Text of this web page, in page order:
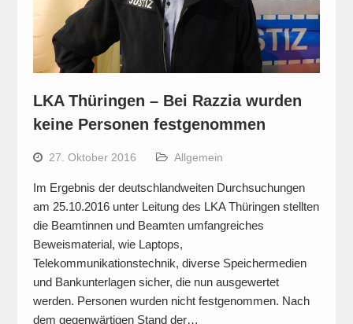
LKA Thüringen – Bei Razzia wurden
keine Personen festgenommen
27. Oktober 2016 Allgemein
Im Ergebnis der deutschlandweiten Durchsuchungen
am 25.10.2016 unter Leitung des LKA Thüringen stellten
die Beamtinnen und Beamten umfangreiches
Beweismaterial, wie Laptops,
Telekommunikationstechnik, diverse Speichermedien
und Bankunterlagen sicher, die nun ausgewertet
werden. Personen wurden nicht festgenommen. Nach
dem gegenwärtigen Stand der…